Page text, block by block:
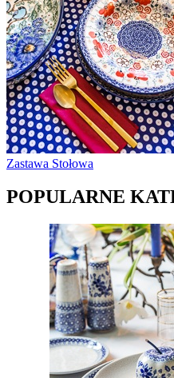
Zastawa Stołowa
POPULARNE